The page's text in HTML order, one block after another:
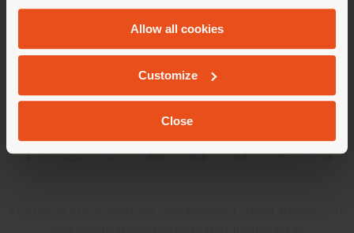
andCookie Policy.
Allow all cookies
Customize
Close
GEOLOKALISIERT
PRODUKTLINIEN
INFO & DIENSTLEISTUNGEN